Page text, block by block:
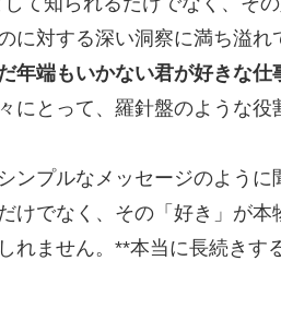
対する深い洞察に満ち溢れ
年端もいかない君が好きな
にとって、羅針盤のような役
ンプルなメッセージのよう
でなく、その「好き」が
れません。**本当に長続き